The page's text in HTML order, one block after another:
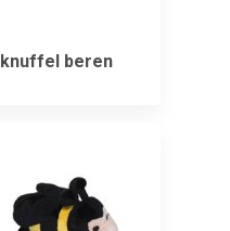
knuffel beren